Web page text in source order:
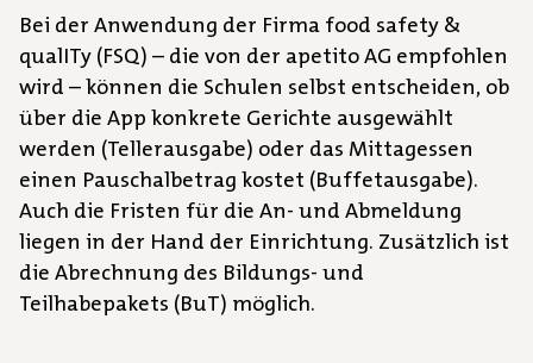
Bei der Anwendung der Firma food safety &
qualITy (FSQ) – die von der apetito AG empfohlen
wird – können die Schulen selbst entscheiden, ob
über die App konkrete Gerichte ausgewählt
werden (Tellerausgabe) oder das Mittagessen
einen Pauschalbetrag kostet (Buffetausgabe).
Auch die Fristen für die An- und Abmeldung
liegen in der Hand der Einrichtung. Zusätzlich ist
die Abrechnung des Bildungs- und
Teilhabepakets (BuT) möglich.